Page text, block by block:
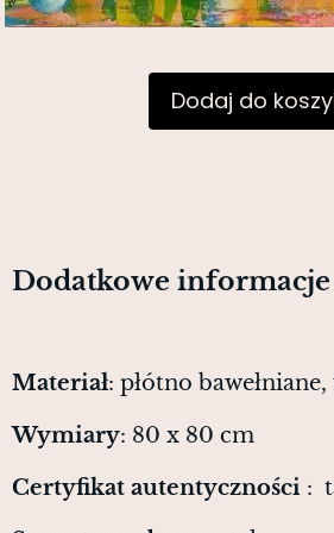
Dodaj do
Dodatkowe
Materiał: płótno
Wymiary: 80 x 80 cm
Certyfikat autentyczności :